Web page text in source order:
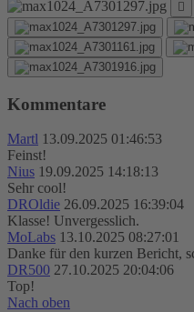
Kommentare
Martl 13.09.2025 01:46:53
Feinst!
Nius 19.09.2025 14:18:13
Sehr cool!
DROldie 26.09.2025 16:39:04
Klasse! Unvergesslich.
MoLabs 13.10.2025 08:27:01
Danke für den kurzen Bericht,
DR500 27.10.2025 20:04:06
Top!
Nach oben